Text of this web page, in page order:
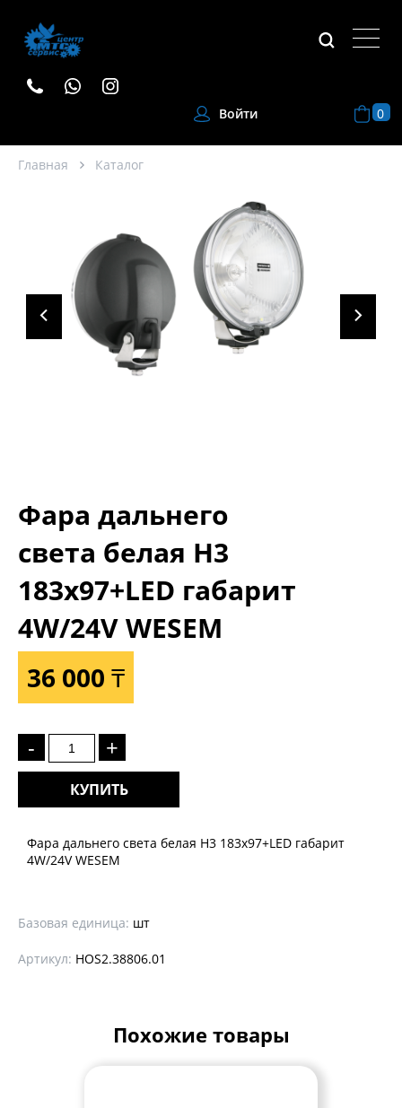
Войти 0
Главная Каталог
Фара дальнего
света белая Н3
183x97+LED габарит
4W/24V WESEM
36 000 ₸
- +
КУПИТЬ
Фара дальнего света белая Н3 183x97+LED габарит
4W/24V WESEM
Базовая единица: шт
Артикул: HOS2.38806.01
Похожие товары